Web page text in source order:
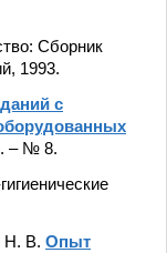
Сборник
1993.
с
– № 8.
Н. В. Опыт